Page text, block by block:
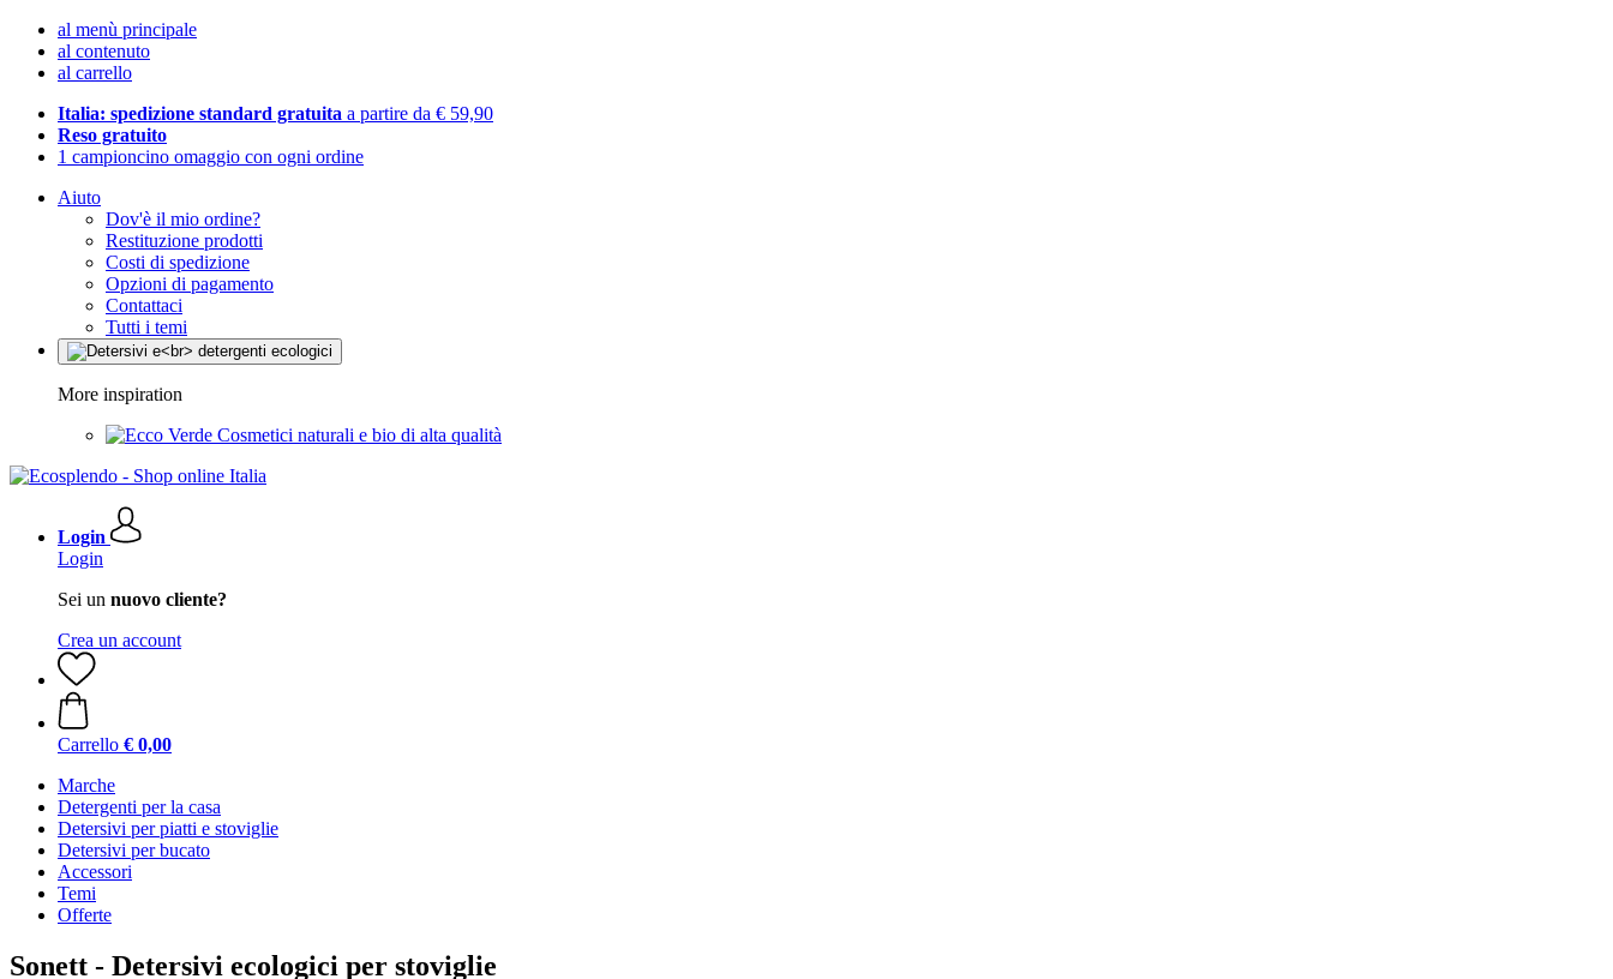
al menù principale
al contenuto
al carrello
Italia: spedizione standard gratuita a partire da € 59,90
Reso gratuito
1 campioncino omaggio con ogni ordine
Aiuto
Dov'è il mio ordine?
Restituzione prodotti
Costi di spedizione
Opzioni di pagamento
Contattaci
Tutti i temi
More inspiration
Cosmetici naturali e bio di alta qualità
Login
Login
Sei un nuovo cliente?
Crea un account
Carrello € 0,00
Marche
Detergenti per la casa
Detersivi per piatti e stoviglie
Detersivi per bucato
Accessori
Temi
Offerte
Sonett - Detersivi ecologici per stoviglie